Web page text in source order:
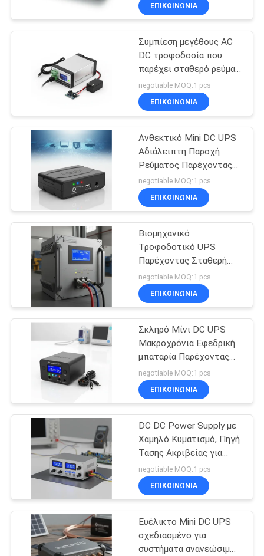
ΠΟΙΌΤΗΤΑΣ
ΕΠΙΚΟΙΝΩΝΉΣΤΕ
ΕΙΔΉΣΕΙΣ
ΖΗΤΉΣΤΕ
ΜΙΑ
ΠΡΟΣΦΟΡΆ
SITEMAP
ΠΟΛΙΤΙΚΉ
ΜΥΣΤΙΚΌΤΗΤΑΣ
PWM UPS
Υψηλής
Συχνότητας Online
UPS
Μορφωματικό σε
απευθείας σύνδεση
UPS
22
Χαμηλή συχνότητα
Online UPS
36
ΕΠΙΚΟΙΝΩΝΙΑ
Συμπίεση μεγέθους AC
DC τροφοδοσία που
παρέχει σταθερό ρεύμα
εξόδου Ιδανικό για τη
φόρτιση μπαταρίας και
συστήματα εφεδρικής
negotiable MOQ:1 pcs
ΕΠΙΚΟΙΝΩΝΙΑ
Ανθεκτικό Mini DC UPS
Αδιάλειπτη Παροχή
Ρεύματος Παρέχοντας
Σταθερή Υποστήριξη
Τάσης για Συσκευές
Τηλεπικοινωνιών και
negotiable MOQ:1 pcs
ΕΠΙΚΟΙΝΩΝΙΑ
Βιομηχανικό
Τροφοδοτικό UPS
Παρέχοντας Σταθερή
Έξοδο Ισχύος και
Αυτόματο Αυτοέλεγχο
για τη Λειτουργία
Εξοπλισμού
negotiable MOQ:1 pcs
ΕΠΙΚΟΙΝΩΝΙΑ
Σκληρό Μίνι DC UPS
Μακροχρόνια Εφεδρική
μπαταρία Παρέχοντας
σταθερή ισχύ για ιατρικό
εξοπλισμό και όργανα
negotiable MOQ:1 pcs
ΕΠΙΚΟΙΝΩΝΙΑ
DC DC Power Supply με
Χαμηλό Κυματισμό, Πηγή
Τάσης Ακριβείας για
Ενίσχυση της
Ακεραιότητας Σήματος
σε Ευαίσθητα
negotiable MOQ:1 pcs
ΕΠΙΚΟΙΝΩΝΙΑ
Ευέλικτο Mini DC UPS
σχεδιασμένο για
συστήματα ανανεώσιμων